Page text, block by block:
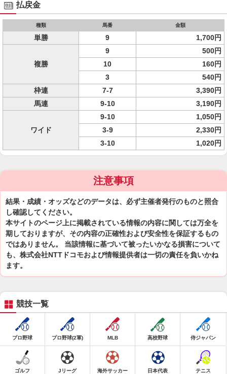
払戻金
種類 馬番 金額
単勝 9 1,700円
複勝
9
500円
10
160円
3
540円
枠連
7-7
3,390円
馬連
9-10 3,190円
ワイド
9-10
1,050円
3-9
2,330円
3-10
1,020円
注意事項
結果・成績・オッズなどのデータは、必ず主催者発行のものと照合
し確認してください。
本サイトのページ上に掲載されている情報の内容に関しては万全を
期しておりますが、その内容の正確性および安全性を保証するもの
ではありません。 当該情報に基づいて被ったいかなる損害について
も、株式会社NTTドコモおよび情報提供者は一切の責任を負いかね
ます。
競技一覧
プロ野球 プロ野球(2軍) MLB 高校野球 侍ジャパン
ゴルフ Jリーグ 海外サッカー 日本代表 テニス